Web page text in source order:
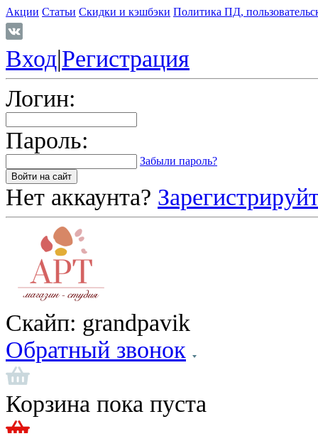
Акции Статьи Скидки и кэшбэки Политика ПД,
Вход|Регистрация
Логин:
Пароль:
Забыли пароль?
Нет аккаунта?
Скайп: grandpavik
Обратный звонок
Корзина пока пуста